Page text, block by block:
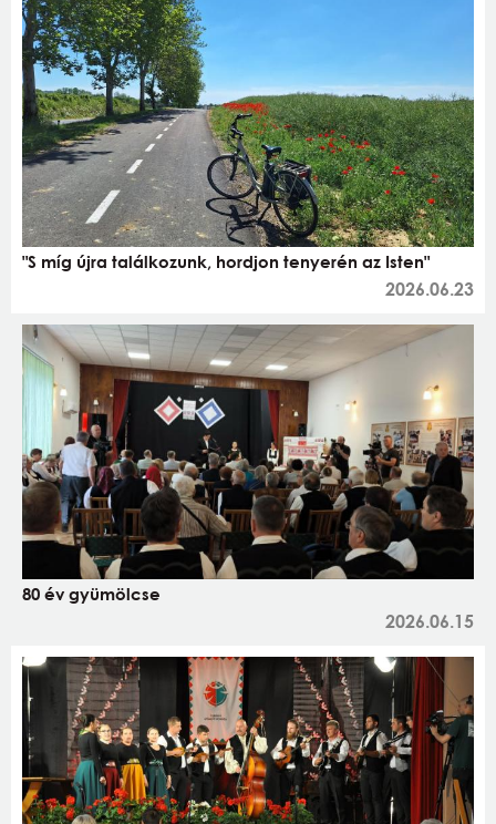
"S míg újra találkozunk, hordjon tenyerén az Isten"
2026.06.23
80 év gyümölcse
2026.06.15